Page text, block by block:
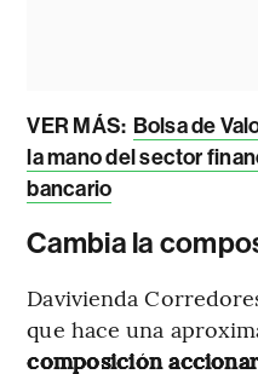
VER MÁS: Bolsa de
la mano del sector
bancario
Cambia la
Davivienda
que hace una
composición